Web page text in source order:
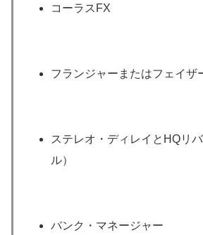
コーラスFX
フランジャーまたはフェイザ
ステレオ・ディレイとHQリ
ル）
バンク・マネージャー